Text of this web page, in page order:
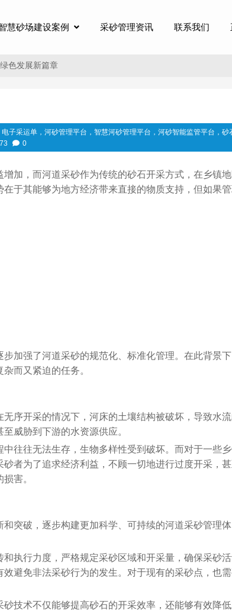
慧砂场建设案例 采砂管理资讯 联系我们
色发展新篇章
子采运单，河砂管理平台，智慧河砂管理平台，河砂智能监管平台，砂
0
加，而河道采砂作为传统的砂石开采方式，在乡镇
于其能够为地方经济带来直接的物质支持，但如果
加强了河道采砂的规范化、标准化管理。在此背景下
而又紧迫的任务。
序开采的情况下，河床的土壤结构被破坏，导致水
威胁到下游的水资源供应。
往往无法生存，生物多样性受到破坏。而对于一些
者为了追求经济利益，不顾一切地进行过度开采，
害。
突破，逐步构建更加科学、可持续的河道采砂管理体
执行力度，严格规定采砂区域和开采量，确保采砂
避免非法采砂行为的发生。对于现有的采砂点，也
技术不仅能够提高砂石的开采效率，还能够有效降